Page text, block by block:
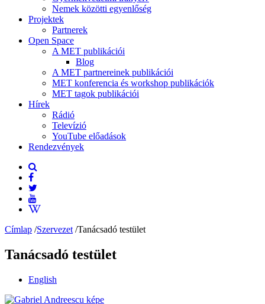
Nemek közötti egyenlőség
Projektek
Partnerek
Open Space
A MET publikációi
Blog
A MET partnereinek publikációi
MET konferencia és workshop publikációk
MET tagok publikációi
Hírek
Rádió
Televízió
YouTube előadások
Rendezvények
Címlap /Szervezet /Tanácsadó testület
Tanácsadó testület
English